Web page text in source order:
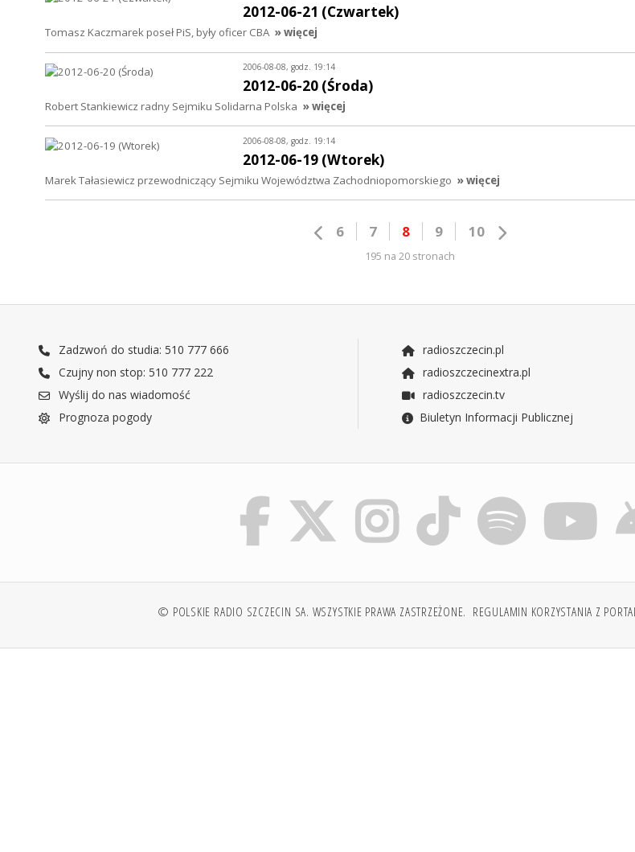
2012-06-21 (Czwartek)
Tomasz Kaczmarek poseł PiS, były oficer CBA » więcej
2006-08-08, godz. 19:14
2012-06-20 (Środa)
Robert Stankiewicz radny Sejmiku Solidarna Polska » więcej
2006-08-08, godz. 19:14
2012-06-19 (Wtorek)
Marek Tałasiewicz przewodniczący Sejmiku Województwa Zachodniopomorskiego » więcej
6 7 8 9 10
195 na 20 stronach
Zadzwoń do studia: 510 777 666
Czujny non stop: 510 777 222
Wyślij do nas wiadomość
Prognoza pogody
radioszczecin.pl
radioszczecinextra.pl
radioszczecin.tv
Biuletyn Informacji Publicznej
© POLSKIE RADIO SZCZECIN SA. WSZYSTKIE PRAWA ZASTRZEŻONE. REGULAMIN KORZYSTANIA Z